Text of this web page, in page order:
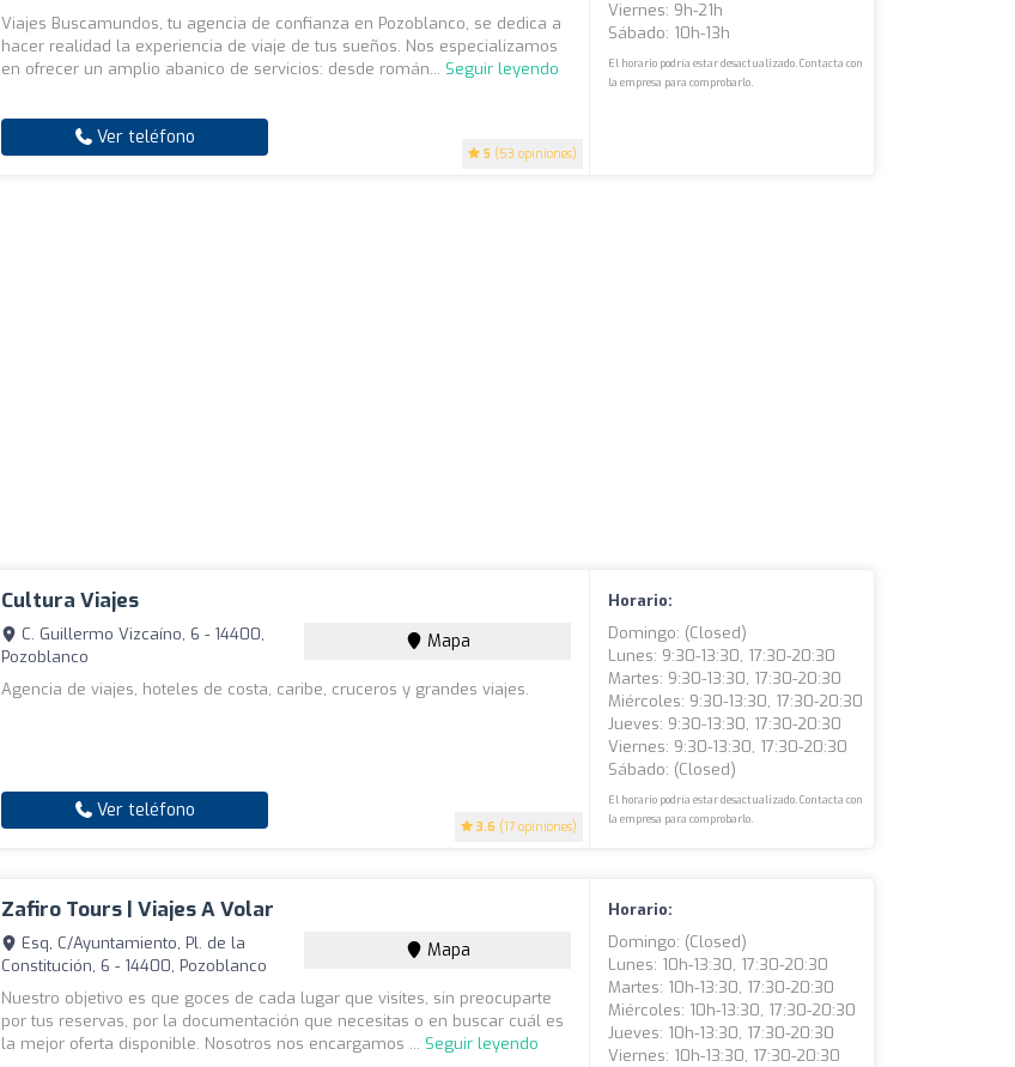
5 (53 opiniones)
Viajes Buscamundos, tu agencia de confianza en Pozoblanco, se dedica a
hacer realidad la experiencia de viaje de tus sueños. Nos especializamos
en ofrecer un amplio abanico de servicios: desde román... Seguir leyendo
Ver teléfono
Viernes: 9h-21h
Sábado: 10h-13h
El horario podría estar desactualizado. Contacta con
la empresa para comprobarlo.
Cultura Viajes
3.6 (17 opiniones)
C. Guillermo Vizcaíno, 6 - 14400,
Pozoblanco
Mapa
Agencia de viajes, hoteles de costa, caribe, cruceros y grandes viajes.
Ver teléfono
Horario:
Domingo: (closed)
Lunes: 9:30-13:30, 17:30-20:30
Martes: 9:30-13:30, 17:30-20:30
Miércoles: 9:30-13:30, 17:30-20:30
Jueves: 9:30-13:30, 17:30-20:30
Viernes: 9:30-13:30, 17:30-20:30
Sábado: (closed)
El horario podría estar desactualizado. Contacta con
la empresa para comprobarlo.
Zafiro Tours | Viajes A Volar
Esq, C/Ayuntamiento, Pl. de la
Constitución, 6 - 14400, Pozoblanco
Mapa
Nuestro objetivo es que goces de cada lugar que visites, sin preocuparte
por tus reservas, por la documentación que necesitas o en buscar cuál es
la mejor oferta disponible. Nosotros nos encargamos ... Seguir leyendo
Horario:
Domingo: (closed)
Lunes: 10h-13:30, 17:30-20:30
Martes: 10h-13:30, 17:30-20:30
Miércoles: 10h-13:30, 17:30-20:30
Jueves: 10h-13:30, 17:30-20:30
Viernes: 10h-13:30, 17:30-20:30